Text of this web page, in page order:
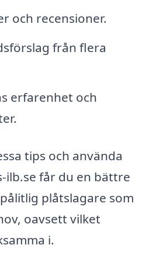
och recensioner.
från flera
erfarenhet och
tips och använda
ilb.se får du en bättre
plåtslagare som
oavsett vilket
i.